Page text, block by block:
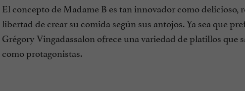
El concepto de Madame B es tan innovador como
libertad de crear su comida según sus antojos. Ya sea que
Grégory Vingadassalon ofrece una variedad de platillos que
como protagonistas.